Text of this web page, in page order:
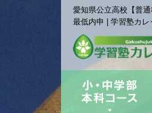
愛知県公立高校【普
最低内申 | 学習塾カ